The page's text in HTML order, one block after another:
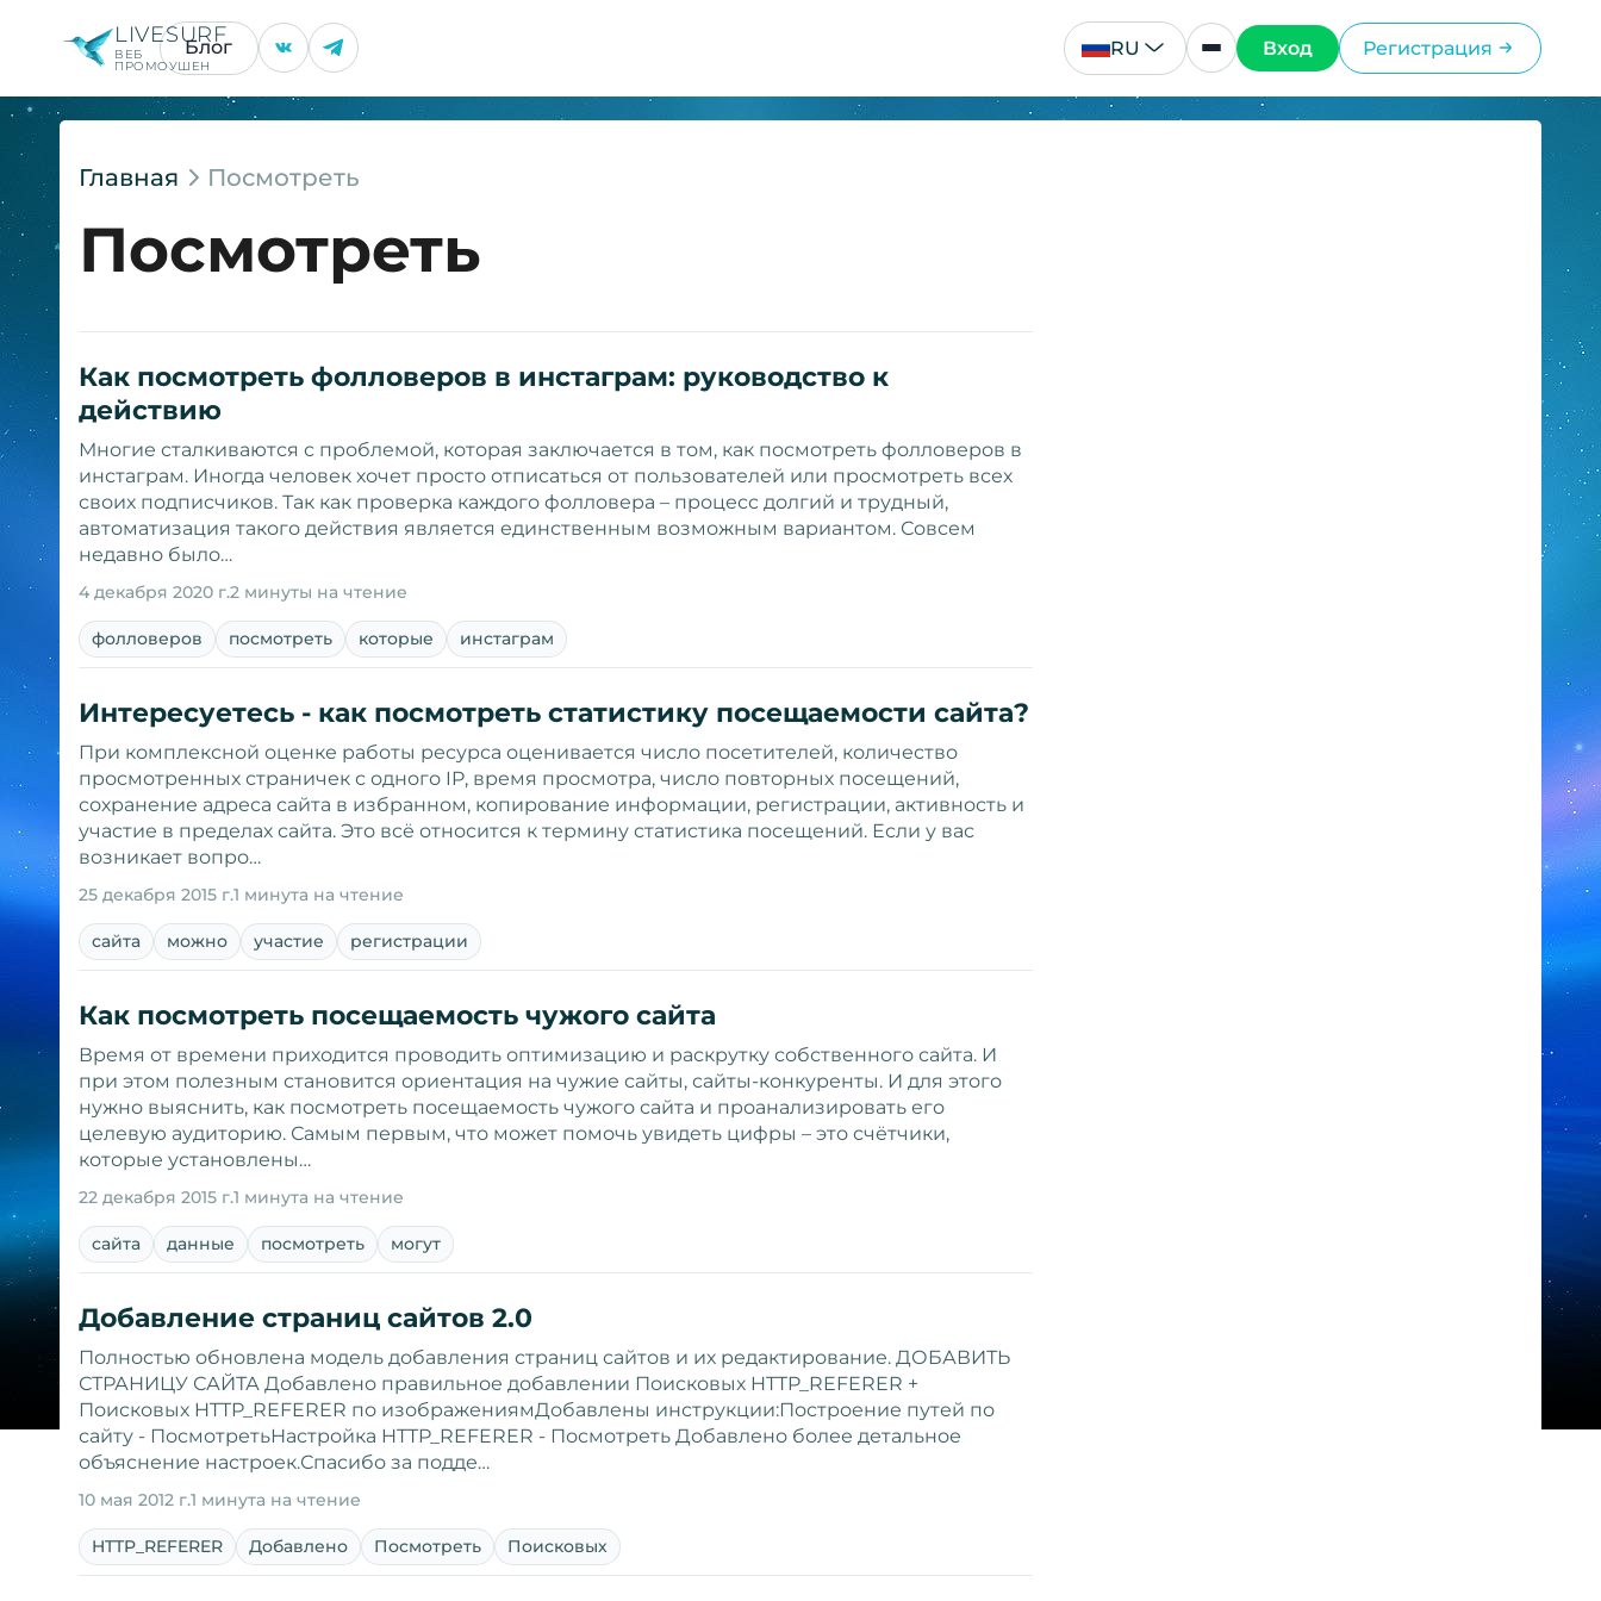
LIVESURF
ВЕБ
ПРОМОУШЕН
Блог RU Вход Регистрация
Главная Посмотреть
Посмотреть
Как посмотреть фолловеров в инстаграм: руководство к
действию
Многие сталкиваются с проблемой, которая заключается в том, как посмотреть фолловеров в
инстаграм. Иногда человек хочет просто отписаться от пользователей или просмотреть всех
своих подписчиков. Так как проверка каждого фолловера – процесс долгий и трудный,
автоматизация такого действия является единственным возможным вариантом. Совсем
недавно было…
4 декабря 2020 г.2 минуты на чтение
фолловеров посмотреть которые инстаграм
Интересуетесь - как посмотреть статистику посещаемости сайта?
При комплексной оценке работы ресурса оценивается число посетителей, количество
просмотренных страничек с одного IP, время просмотра, число повторных посещений,
сохранение адреса сайта в избранном, копирование информации, регистрации, активность и
участие в пределах сайта. Это всё относится к термину статистика посещений. Если у вас
возникает вопро…
25 декабря 2015 г.1 минута на чтение
сайта можно участие регистрации
Как посмотреть посещаемость чужого сайта
Время от времени приходится проводить оптимизацию и раскрутку собственного сайта. И
при этом полезным становится ориентация на чужие сайты, сайты-конкуренты. И для этого
нужно выяснить, как посмотреть посещаемость чужого сайта и проанализировать его
целевую аудиторию. Самым первым, что может помочь увидеть цифры – это счётчики,
которые установлены…
22 декабря 2015 г.1 минута на чтение
сайта данные посмотреть могут
Добавление страниц сайтов 2.0
Полностью обновлена модель добавления страниц сайтов и их редактирование. ДОБАВИТЬ
СТРАНИЦУ САЙТА Добавлено правильное добавлении Поисковых HTTP_REFERER +
Поисковых HTTP_REFERER по изображениямДобавлены инструкции:Построение путей по
сайту - ПосмотретьНастройка HTTP_REFERER - Посмотреть Добавлено более детальное
объяснение настроек.Спасибо за подде…
10 мая 2012 г.1 минута на чтение
HTTP_REFERER Добавлено Посмотреть Поисковых